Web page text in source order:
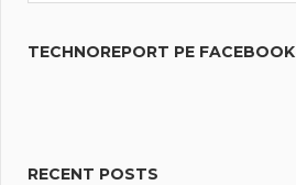
TECHNOREPORT PE FACEBOOK
RECENT POSTS